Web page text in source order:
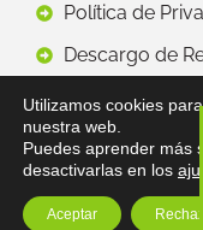
Política de
Descargo de
Términos y
Copyright
Dirección
Vancouver E5-
Utilizamos cookies
nuestra web.
Puedes aprender más
desactivarlas en los
Aceptar